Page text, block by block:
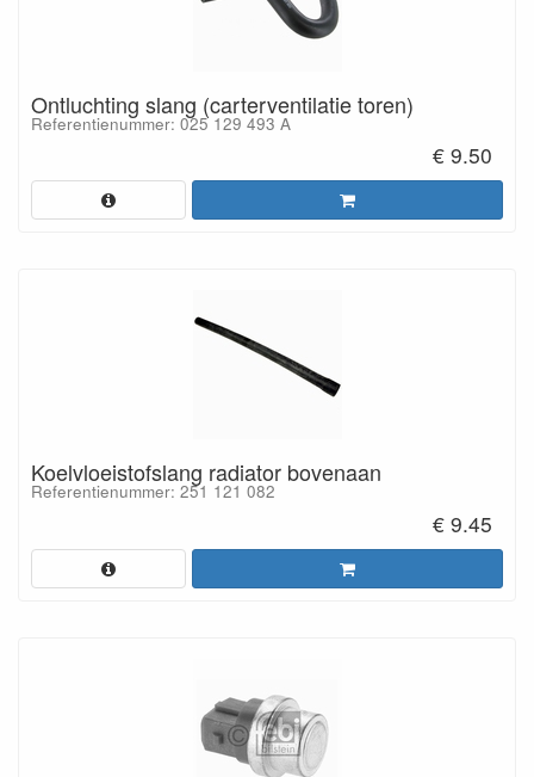
Ontluchting slang (carterventilatie toren)
Referentienummer: 025 129 493 A
€ 9.50
Koelvloeistofslang radiator bovenaan
Referentienummer: 251 121 082
€ 9.45